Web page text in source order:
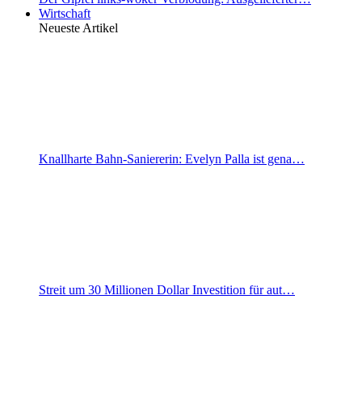
Wirtschaft
Neueste Artikel
Knallharte Bahn-Saniererin: Evelyn Palla ist gena…
Streit um 30 Millionen Dollar Investition für aut…